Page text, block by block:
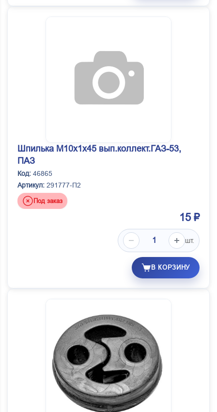
Шпилька М10х1х45 вып.коллект.ГАЗ-53,
ПАЗ
Код: 46865
Артикул: 291777-П2
Под заказ
15 ₽
шт.
В КОРЗИНУ